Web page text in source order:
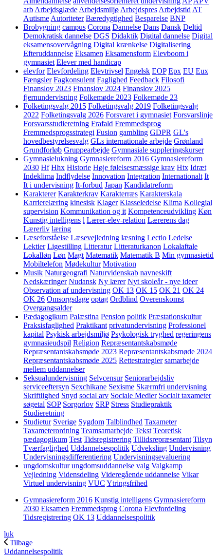
arb Arbejdsglæde Arbejdsmiljø Arbejdspres Arbejdstid AT
Autisme Autoriteter Bæredygtighed Besparelse BNP
Brobygning campus Corona Dannelse Dans Dansk Deltid
Demokratisk dannelse DGS Didaktik Digital dannelse Digital
eksamensovervågning Digital krænkelse Digitalisering
Efteruddannelse Eksamen Eksamensform Elevboom i
gymnasiet Elever med handicap
elevfor Elevfordeling Elevtrivsel Engelsk EOP Epx EU Eux
Fængsler Fagkonsulent Faglighed Feedback Filosofi
Finanslov 2023 Finanslov 2024 Finanslov 2025
fjernundervisning Folkemøde 2023 Folkemøde 23
Folketingsvalg 2015 Folketingsvalg 2019 Folketingsvalg
2022 Folketingsvalg 2026 Forsvaret i gymnasiet Forsvarslinje
Forsvarsstudieretning Frafald Fremmedsprog
Fremmedsprogsstrategi Fusion gambling GDPR GL's
hovedbestyrelsesvalg GLs internationale arbejde Grønland
Grundforløb Gruppearbejde Gymnasiale suppleringskurser
Gymnasielukning Gymnasiereform 2016 Gymnasiereform
2030 Hf Hhx Historie Høje følelsesmæssige krav Htx Idræt
Indeklima Indflydelse Innovation Integration Internationalt It
It i undervisning It-forbud Japan Kandidatreform
Karakterer Karakterkrav Karakterræs Karakterskala
Karrierelæring kinesisk Klager Klasseledelse Klima Kollegial
supervision Kommunikation og it Kompetenceudvikling Køn
Kunstig intelligens l Lærer-elev-relation Lærerens dag
Lærerliv læring
Læseforståelse Læsevejledning læsning Lectio Ledelse
Lektier Ligestilling Litteratur Litteraturkanon Lokalaftale
Lokalløn Løn Magt Matematik Matematik B Min gymnasietid
Mobiltelefon Mødekultur Motivation
Musik Naturgeografi Naturvidenskab navneskift
Nedskæringer Nudansk Ny lærer Nyt skoleår - nye ideer
Observation af undervisning OK 13 OK 15 OK 21 OK 24
OK 26 Omsorgsdage optag Ordblind Overenskomst
Overgangsalder
Pædagogikum Palæstina Pension politik Præstationskultur
Praksisfaglighed Praktikant privatundervisning Professionel
kapital Psykisk arbejdsmiljø Psykologisk tryghed regeringens
gymnasieudspil Religion Repræsentantskabsmøde
Repræsentantskabsmøde 2023 Repræsentantskabsmøde 2024
Repræsentantskabsmøde 2025 Rettestrategier samarbejde
mellem uddannelser
Seksualundervisning Selvcensur Seniorarbejdsliv
serviceeftersyn Sexchikane Sexisme Skærmfri undervisning
Skriftlighed Snyd social arv Sociale Medier Socialt taxameter
søgetal SOP Sorgorlov SRP Stress Studiepraktik
Studieretning
Studietur Sverige Sygdom Talblindhed Taxameter
Taxameterordning Teamsamarbejde Tekst Teoretisk
pædagogikum Test Tidsregistrering Tillidsrepræsentant Tilsyn
Tværfaglighed Uddannelsespolitik Udveksling Undervisning
Undervisningsdifferentiering Undervisningsevaluering
ungdomskultur ungdomsuddannelse valg Valgkamp
Vejledning Vidensdeling Videregående uddannelse Vikar
Virtuel undervisning VUC Ytringsfrihed
Gymnasiereform 2016 Kunstig intelligens Gymnasiereform
2030 Eksamen Fremmedsprog Corona Elevfordeling
Tidsregistrering OK 13 Uddannelsespolitik
luk
Tilbage
Uddannelsespolitik